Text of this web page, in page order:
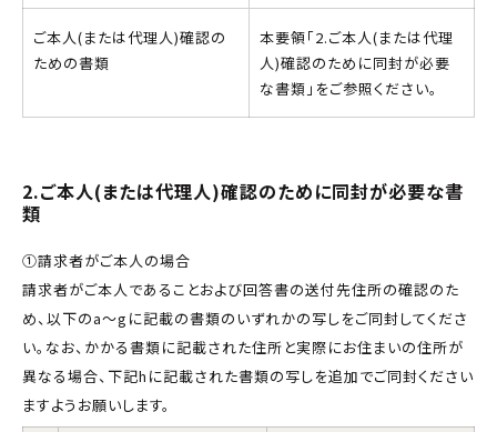
ご本人(または代理人)確認の
ための書類
本要領｢2.ご本人(または代理
人)確認のために同封が必要
な書類｣をご参照ください。
2.ご本人(または代理人)確認のために同封が必要な書
類
①請求者がご本人の場合
請求者がご本人であることおよび回答書の送付先住所の確認のた
め、以下のa～gに記載の書類のいずれかの写しをご同封してくださ
い。なお、かかる書類に記載された住所と実際にお住まいの住所が
異なる場合、下記hに記載された書類の写しを追加でご同封ください
ますようお願いします。